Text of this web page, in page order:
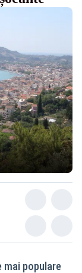
mai populare